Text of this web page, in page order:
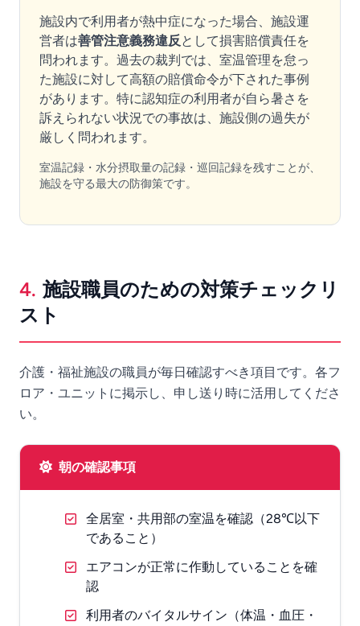
施設内で利用者が熱中症になった場合、施設運
営者は善管注意義務違反として損害賠償責任を
問われます。過去の裁判では、室温管理を怠っ
た施設に対して高額の賠償命令が下された事例
があります。特に認知症の利用者が自ら暑さを
訴えられない状況での事故は、施設側の過失が
厳しく問われます。
室温記録・水分摂取量の記録・巡回記録を残すことが、
施設を守る最大の防御策です。
4. 施設職員のための対策チェックリ
スト
介護・福祉施設の職員が毎日確認すべき項目です。各フ
ロア・ユニットに掲示し、申し送り時に活用してくださ
い。
朝の確認事項
全居室・共用部の室温を確認（28℃以下
であること）
エアコンが正常に作動していることを確
認
利用者のバイタルサイン（体温・血圧・